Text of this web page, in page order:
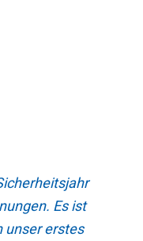
Es ist
unser erstes